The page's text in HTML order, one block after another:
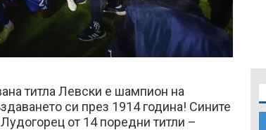
титла Левски е шампион на
си през 1914 година! Сините
от 14 поредни титли –